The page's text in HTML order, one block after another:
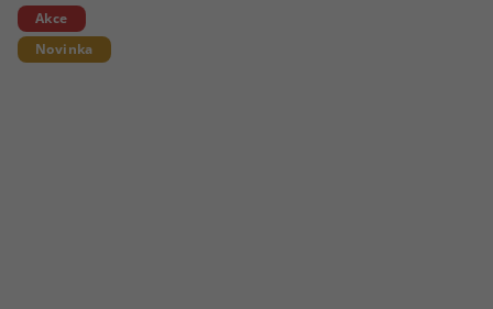
Akce
Novinka